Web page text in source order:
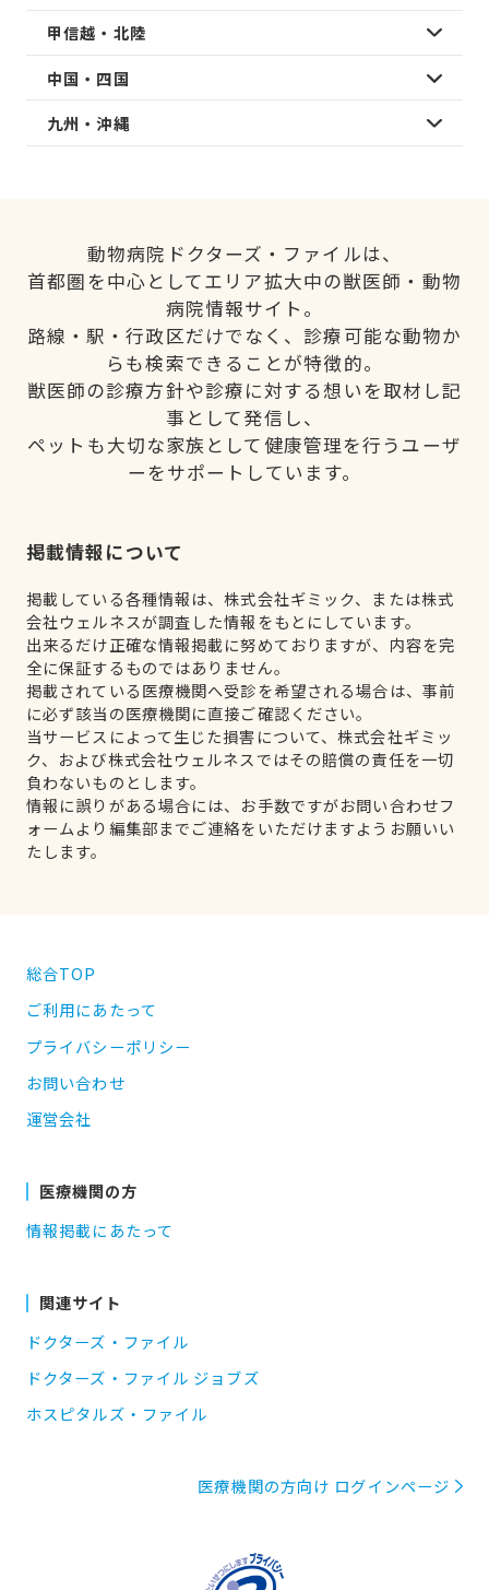
甲信越・北陸
中国・四国
九州・沖縄
動物病院ドクターズ・ファイルは、
首都圏を中心としてエリア拡大中の獣医師・動物
病院情報サイト。
路線・駅・行政区だけでなく、診療可能な動物か
らも検索できることが特徴的。
獣医師の診療方針や診療に対する想いを取材し記
事として発信し、
ペットも大切な家族として健康管理を行うユーザ
ーをサポートしています。
掲載情報について
掲載している各種情報は、株式会社ギミック、または株式
会社ウェルネスが調査した情報をもとにしています。
出来るだけ正確な情報掲載に努めておりますが、内容を完
全に保証するものではありません。
掲載されている医療機関へ受診を希望される場合は、事前
に必ず該当の医療機関に直接ご確認ください。
当サービスによって生じた損害について、株式会社ギミッ
ク、および株式会社ウェルネスではその賠償の責任を一切
負わないものとします。
情報に誤りがある場合には、お手数ですがお問い合わせフ
ォームより編集部までご連絡をいただけますようお願いい
たします。
総合TOP
ご利用にあたって
プライバシーポリシー
お問い合わせ
運営会社
医療機関の方
情報掲載にあたって
関連サイト
ドクターズ・ファイル
ドクターズ・ファイル ジョブズ
ホスピタルズ・ファイル
医療機関の方向け ログインページ